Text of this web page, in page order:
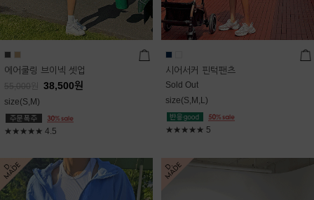
에어쿨링 브이넥 셋업
55,000 38,500원
size(S,M)
★★★★★ 4.5
시어서커 핀턱팬츠
Sold Out
size(S,M,L)
★★★★★ 5